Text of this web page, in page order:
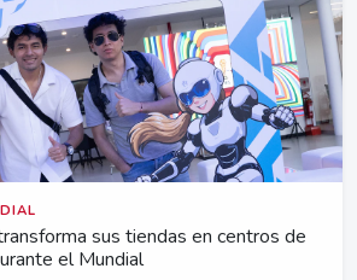
sus tiendas en centros de
el Mundial